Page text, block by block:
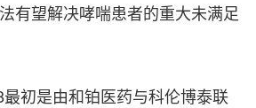
有望解决哮喘患者的重大未满足
初是由和铂医药与科伦博泰联